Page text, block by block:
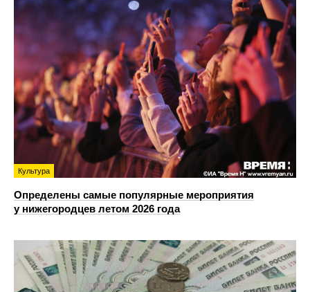
Культура
Определены самые популярные мероприятия
у нижегородцев летом 2026 года